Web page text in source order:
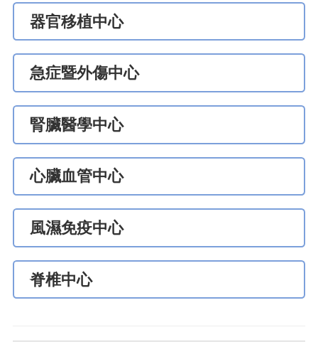
器官移植中心
急症暨外傷中心
腎臟醫學中心
心臟血管中心
風濕免疫中心
脊椎中心